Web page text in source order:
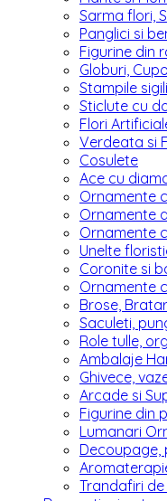
Sarma flori,
Panglici si
Figurine din
Globuri,
Stampile
Sticlute cu
Flori
Verdeata si
Cosulete
Ace cu
Ornamente
Ornamente
Ornamente
Unelte
Coronite si
Ornamente
Brose,
Saculeti,
Role tulle,
Ambalaje
Ghivece,
Arcade si
Figurine din
Lumanari
Decoupage,
Trandafiri de